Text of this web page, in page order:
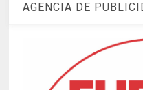
AGENCIA DE